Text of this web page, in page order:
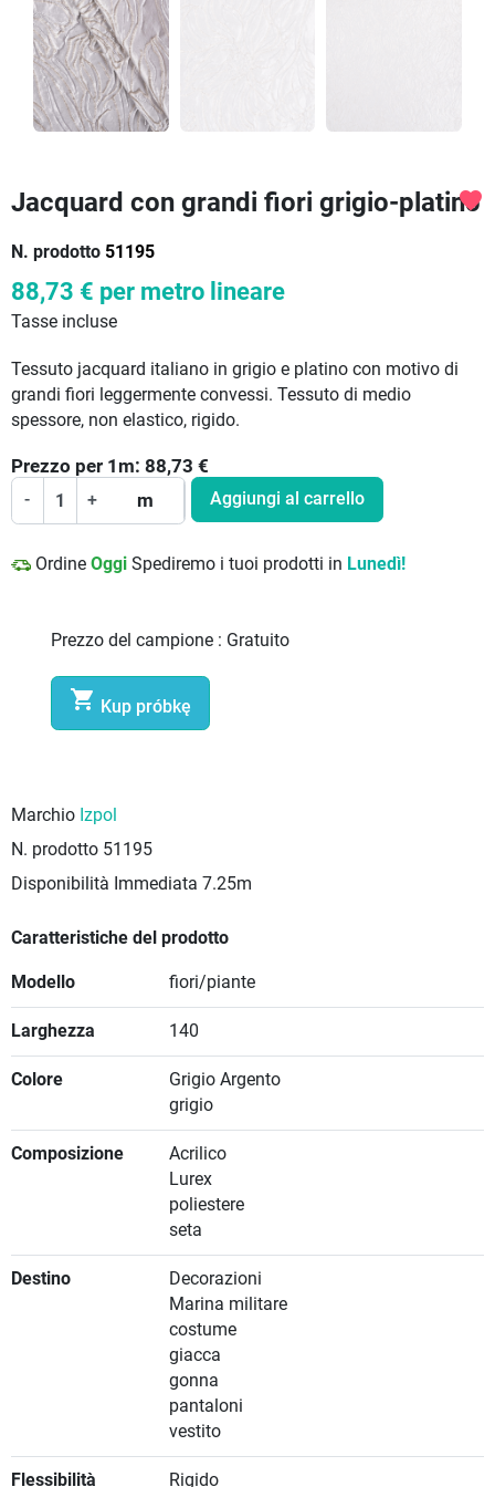
Jacquard con grandi fiori grigio-platino
N. prodotto 51195
favorite
88,73 € per metro lineare
Tasse incluse
Tessuto jacquard italiano in grigio e platino con motivo di
grandi fiori leggermente convessi. Tessuto di medio
spessore, non elastico, rigido.
Prezzo per 1 m: 88,73 €
- + m Aggiungi al carrello
Ordine Oggi Spediremo i tuoi prodotti in Lunedì!
Prezzo del campione : Gratuito
 Kup próbkę
Marchio Izpol
N. prodotto 51195
Disponibilità Immediata 7.25m
Caratteristiche del prodotto
Modello fiori/piante
Larghezza 140
Colore
Grigio Argento
grigio
Composizione
Acrilico
Lurex
poliestere
seta
Destino
Decorazioni
Marina militare
costume
giacca
gonna
pantaloni
vestito
Flessibilità Rigido